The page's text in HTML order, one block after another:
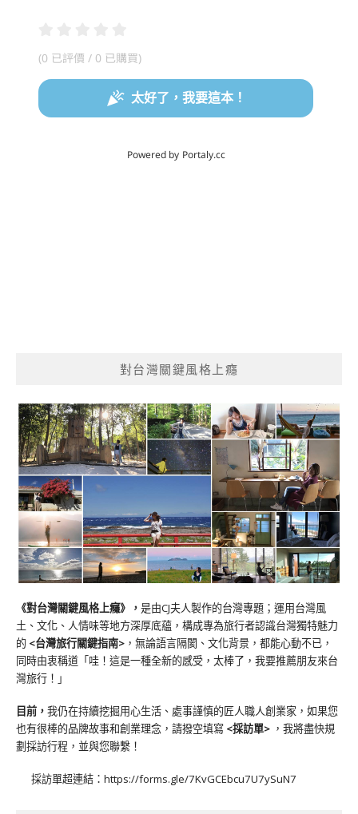
對台灣關鍵風格上癮
《對台灣關鍵風格上癮》 ， 是由CJ夫人製作的台灣專題；運用台灣風
土、文化、人情味等地方深厚底蘊，構成專為旅行者認識台灣獨特魅力
的 <台灣旅行關鍵指南> ，無論語言隔閡、文化背景，都能心動不已，
同時由衷稱道「哇！這是一種全新的感受，太棒了，我要推薦朋友來台
灣旅行！」
目前， 我仍在持續挖掘用心生活、處事謹慎的匠人職人創業家，如果您
也有很棒的品牌故事和創業理念，請撥空填寫 <採訪單> ，我將盡快規
劃採訪行程，並與您聯繫！
採訪單超連結： https://forms.gle/7KvGCEbcu7U7ySuN7